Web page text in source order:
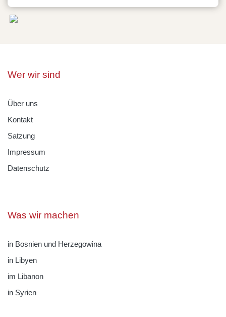
Wer wir sind
Über uns
Kontakt
Satzung
Impressum
Datenschutz
Was wir machen
in Bosnien und Herzegowina
in Libyen
im Libanon
in Syrien